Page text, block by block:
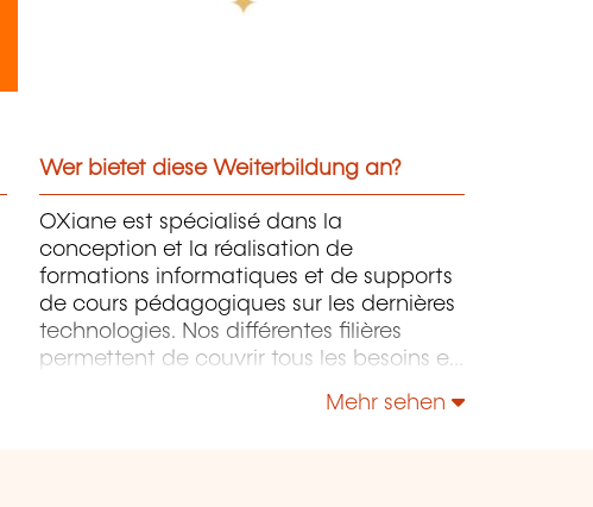
Wer bietet diese Weiterbildung an?
OXiane est spécialisé dans la
conception et la réalisation de
formations informatiques et de supports
de cours pédagogiques sur les dernières
technologies. Nos différentes filières
permettent de couvrir tous les besoins en
mais également "Utilisateurs" et "Soft
Mehr sehen